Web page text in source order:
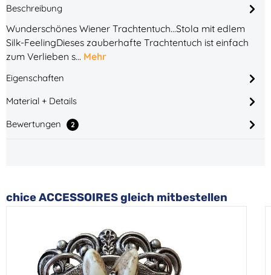
Beschreibung
Wunderschönes Wiener Trachtentuch...Stola mit edlem
Silk-FeelingDieses zauberhafte Trachtentuch ist einfach
zum Verlieben s… Mehr
Eigenschaften
Material + Details
Bewertungen
2
Produktgalerie überspringen
chice ACCESSOIRES gleich mitbestellen